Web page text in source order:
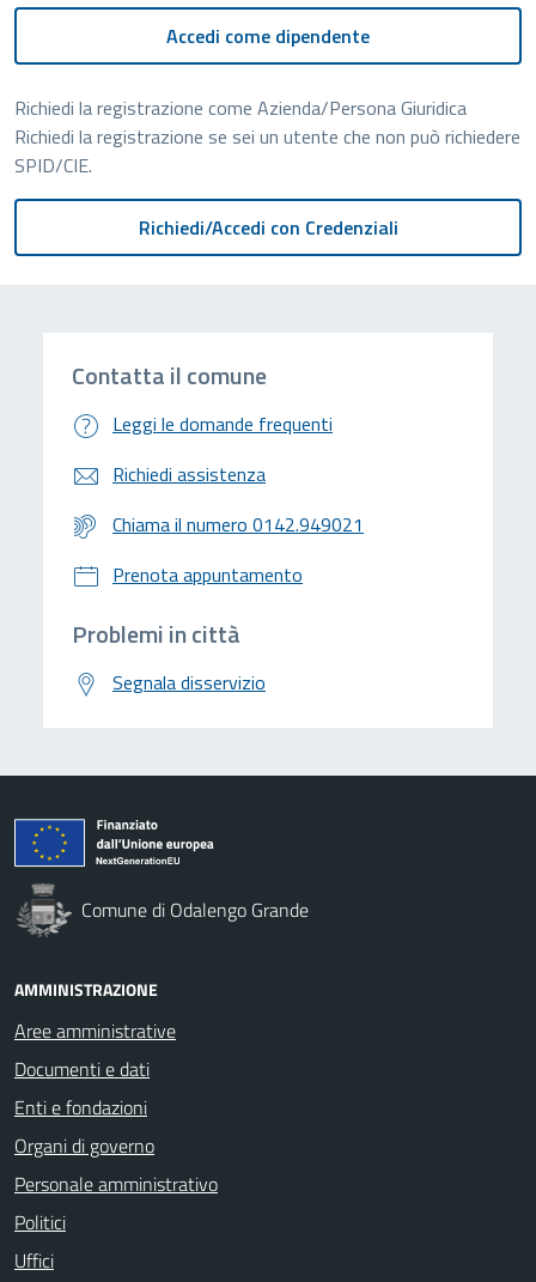
Accedi come dipendente
Richiedi la registrazione come Azienda/Persona Giuridica
Richiedi la registrazione se sei un utente che non può richiedere
SPID/CIE.
Contatta il comune
Leggi le domande frequenti
Richiedi assistenza
Chiama il numero 0142.949021
Prenota appuntamento
Problemi in città
Segnala disservizio
Comune di Odalengo Grande
AMMINISTRAZIONE
Aree amministrative
Documenti e dati
Enti e fondazioni
Organi di governo
Personale amministrativo
Politici
Uffici